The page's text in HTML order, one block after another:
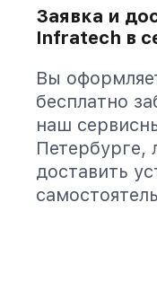
Заявка и
Infratech в
Вы
бесплатно
наш
Петербурге,
доставить